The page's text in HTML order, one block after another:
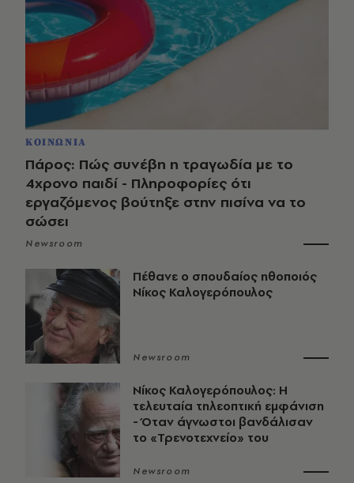
ΚΟΙΝΩΝΙΑ
Πάρος: Πώς συνέβη η τραγωδία με το
4χρονο παιδί - Πληροφορίες ότι
εργαζόμενος βούτηξε στην πισίνα να το
σώσει
Newsroom
Πέθανε ο σπουδαίος ηθοποιός
Νίκος Καλογερόπουλος
Newsroom
Νίκος Καλογερόπουλος: Η
τελευταία τηλεοπτική εμφάνιση
- Όταν άγνωστοι βανδάλισαν
το «Τρενοτεχνείο» του
Newsroom